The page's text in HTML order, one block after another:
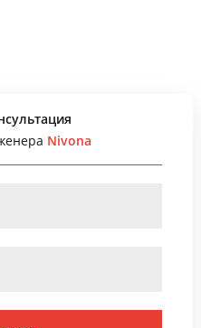
Nivona